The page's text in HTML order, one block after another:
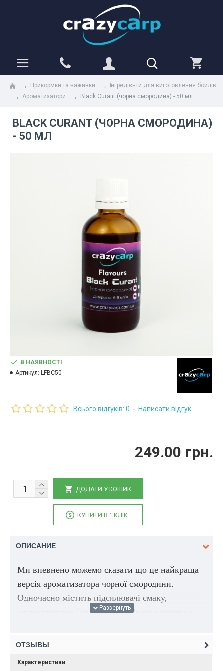
Прикормки та наживки
Інгредієнти для виготовлення бойлів
Ароматизатори
Black Curant (чорна смородина) - 50 мл
BLACK CURANT (ЧОРНА СМОРОДИНА)
- 50 МЛ
В НАЯВНОСТІ
Артикул: LFBC50
Всього відгуків: 0 - Написати відгук
249.00 грн.
ДОДАТИ У КОШИК
КУПИТИ В 1 КЛІК
ОПИСАНИЕ
Ми впевнено можемо сказати що це найкраща
версія ароматизатора чорної смородини.
Одночасно містить підсилювачі смаку,
ароматизатори і атрактанти. Це ексклюзивна
унікальним. Ви можете успішно
використовувати чорну смородину з майже
кожним видом базової суміші протягом усього
ОТЗЫВЫ
Характеристики